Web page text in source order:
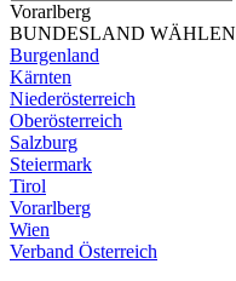
Vorarlberg
BUNDESLAND WÄHLEN
Burgenland
Kärnten
Niederösterreich
Oberösterreich
Salzburg
Steiermark
Tirol
Vorarlberg
Wien
Verband Österreich